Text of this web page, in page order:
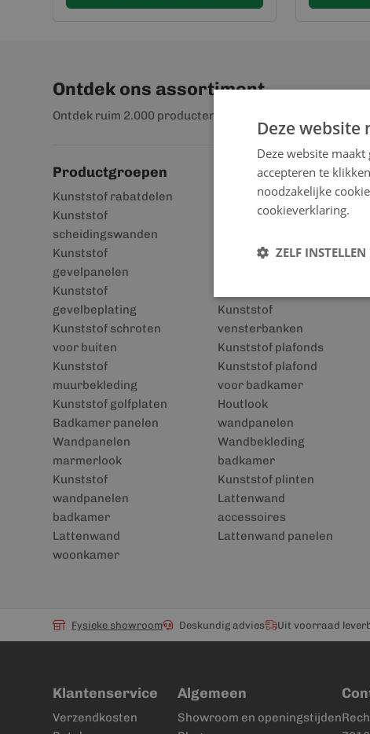
Ontdek ons assortiment
Ontdek ruim 2.000 producten
Productgroepen
Kunststof rabatdelen
Kunststof
scheidingswanden
Kunststof
gevelpanelen
Kunststof
gevelbeplating
Kunststof schroten
voor buiten
Kunststof
muurbekleding
Kunststof golfplaten
Badkamer panelen
Wandpanelen
marmerlook
Kunststof
wandpanelen
badkamer
Lattenwand
woonkamer
Kunststof
gevelbekleding
Kunststof boeidelen
Kunststof
vensterbanken
Kunststof plafonds
Kunststof plafond
voor badkamer
Houtlook
wandpanelen
Wandbekleding
badkamer
Kunststof plinten
Lattenwand
accessoires
Lattenwand panelen
Fysieke showroom Deskundig advies Uit voorraad
Klantenservice
Verzendkosten
Algemeen
Showroom en openingstijden
Deze website
Deze website
accepteren te
noodzakelijke
cookieverklaring.
ZELF INSTELLEN